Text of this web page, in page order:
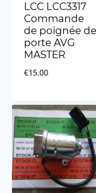
LCC LCC3317
Commande
de poignée de
porte AVG
MASTER
€15.00